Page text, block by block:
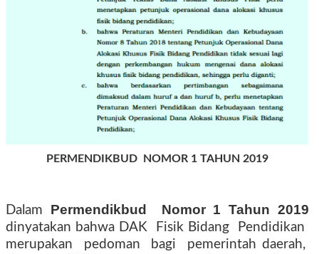
PERMENDIKBUD NOMOR 1 TAHUN 2019
Dalam Permendikbud Nomor 1 Tahun 2019
dinyatakan bahwa DAK Fisik Bidang
Pendidikan
merupakan
pedoman bagi
pemerintah daerah,